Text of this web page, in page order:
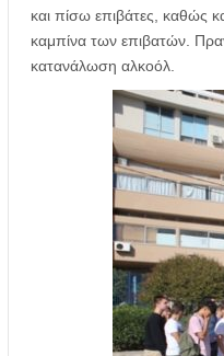
και πίσω επιβάτες, καθώς
καμπίνα των επιβατών.
κατανάλωση αλκοόλ.